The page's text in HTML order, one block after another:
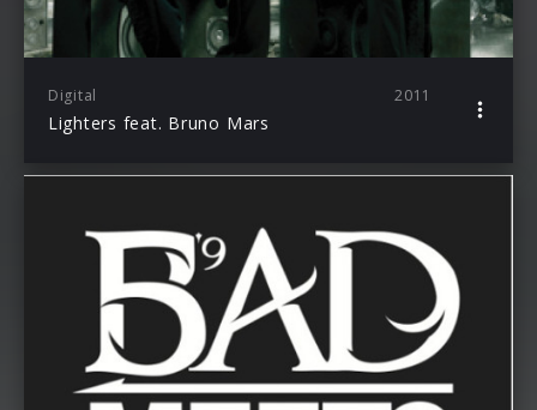
Digital 2011
Lighters feat. Bruno Mars